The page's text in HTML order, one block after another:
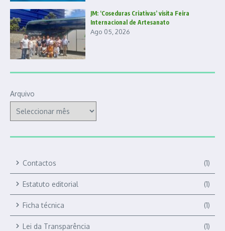
JM: ‘Coseduras Criativas’ visita Feira
Internacional de Artesanato
Ago 05, 2026
Arquivo
Contactos (1)
Estatuto editorial (1)
Ficha técnica (1)
Lei da Transparência (1)